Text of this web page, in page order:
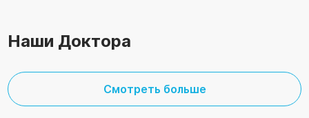
Наши Доктора
Смотреть больше